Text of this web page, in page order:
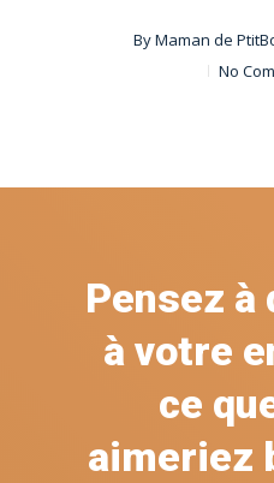
ByMaman de
No
Pensez à
à votre
ce
aimeriez